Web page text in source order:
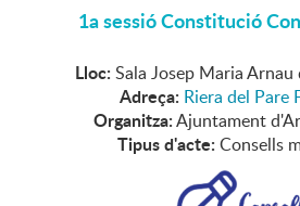
1a sessió Constitució
Lloc: Sala Josep Maria Arnau
Adreça: Riera del Pare
Organitza:Ajuntament
Tipus d'acte: Consells